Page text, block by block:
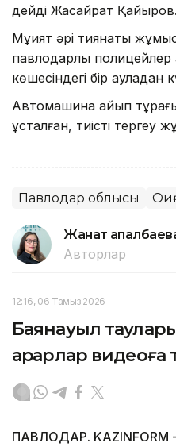
дейді Жасқайрат Қайыров.
Мұқият әрі тиянақты
павлодарлық
көшесіндегі бір ауладан
Автомашина айып
ұсталған, тиісті тергеу
Павлодар облысы
Жанат
Авторлар
12:16, 06 Тамыз 2026
Баянауыл
арқарлар видеоға
ПАВЛОДАР. KAZINFORM